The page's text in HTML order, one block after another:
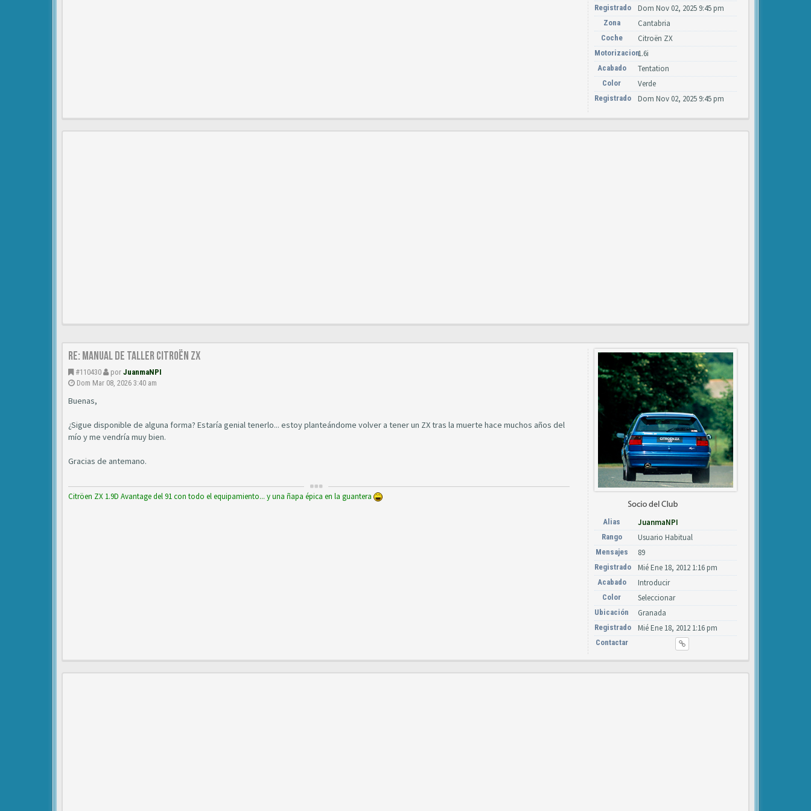
Registrado Dom Nov 02, 2025 9:45 pm
Zona Cantabria
Coche Citroën ZX
Motorizacion1.6i
Acabado Tentation
Color Verde
Registrado Dom Nov 02, 2025 9:45 pm
Re: Manual de Taller Citroën ZX
#110430 por JuanmaNPI
Dom Mar 08, 2026 3:40 am
Buenas,
¿Sigue disponible de alguna forma? Estaría genial tenerlo... estoy planteándome volver a tener un ZX tras la muerte hace muchos años del
mío y me vendría muy bien.
Gracias de antemano.
Citröen ZX 1.9D Avantage del 91 con todo el equipamiento... y una ñapa épica en la guantera
Alias JuanmaNPI
Rango Usuario Habitual
Mensajes 89
Registrado Mié Ene 18, 2012 1:16 pm
Acabado Introducir
Color Seleccionar
Ubicación Granada
Registrado Mié Ene 18, 2012 1:16 pm
Contactar